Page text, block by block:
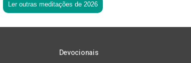
Ler outras meditações de 2026
Devocionais